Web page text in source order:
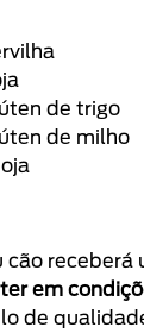
de trigo
de milho
cão receberá
em
de